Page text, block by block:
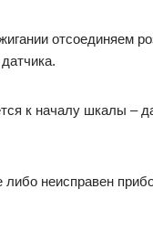
отсоединяем
к началу шкалы –
либо неисправен